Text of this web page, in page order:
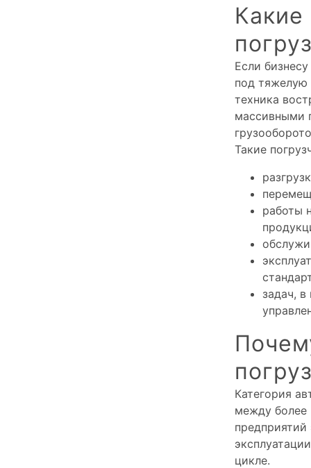
Если
под тяжелую
техника
массивными
Такие
работы
задач,
Категория
между более
цикле.